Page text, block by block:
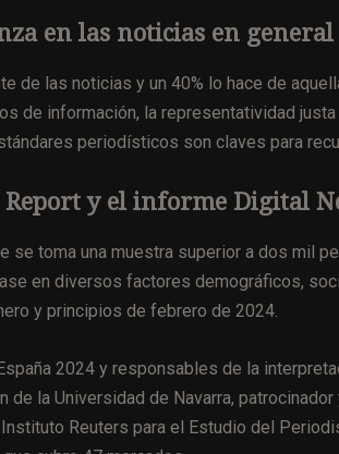
en las noticias en general
de las noticias y un 40% lo hace de
de información, la representatividad
periodísticos son claves para
y el informe Digital
se toma una muestra superior a dos mil
en diversos factores demográficos,
y principios de febrero de 2024.
2024 y responsables de la
de la Universidad de Navarra,
Reuters para el Estudio del